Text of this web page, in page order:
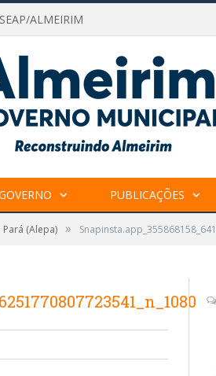
ALMEIRIM
PUBLICAÇÕES
(Alepa) »